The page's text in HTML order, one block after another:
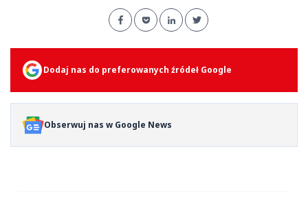
Dodaj nas do preferowanych źródeł Google
Obserwuj nas w Google News